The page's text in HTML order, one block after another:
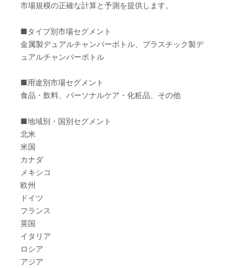
市場規模の正確な計算と予測を提供します。
■タイプ別市場セグメント
金属製デュアルチャンバーボトル、プラスチック製デ
ュアルチャンバーボトル
■用途別市場セグメント
食品・飲料、パーソナルケア・化粧品、その他
■地域別・国別セグメント
北米
米国
カナダ
メキシコ
欧州
ドイツ
フランス
英国
イタリア
ロシア
アジア